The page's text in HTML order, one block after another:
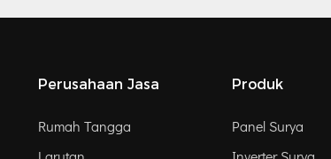
Perusahaan Jasa
Rumah Tangga
Produk
Panel Surya